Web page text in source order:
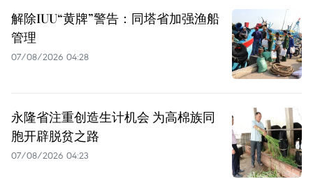
解除IUU“黄牌”警告：同塔省加强渔船
管理
07/08/2026 04:28
永隆省注重创造生计机会 为高棉族同
胞开辟脱贫之路
07/08/2026 04:23